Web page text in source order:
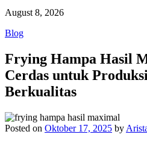
August 8, 2026
Blog
Frying Hampa Hasil
Cerdas untuk
Berkualitas
Posted on Oktober 17, 2025 by